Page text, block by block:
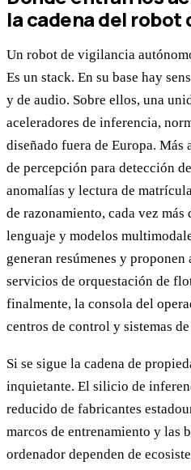
la cadena del robot
Un robot de vigilancia
Es un stack. En su base hay
y de audio. Sobre ellos, una
aceleradores de inferencia,
diseñado fuera de Europa. Más
de percepción para detección
anomalías y lectura de
de razonamiento, cada vez
lenguaje y modelos
generan resúmenes y
servicios de orquestación de
finalmente, la consola del
centros de control y sistemas
Si se sigue la cadena de
inquietante. El silicio de
reducido de fabricantes
marcos de entrenamiento y las
ordenador dependen de